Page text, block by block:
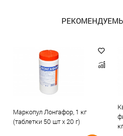
Маркопул Лонгафор, 1 кг
(таблетки 50 шт х 20 г)
кг